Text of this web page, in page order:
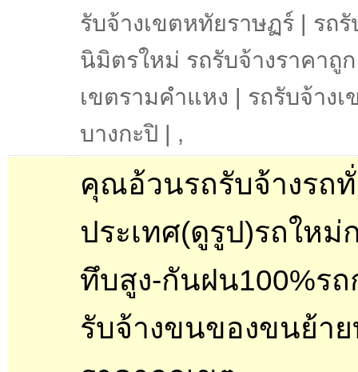
รับจ้างเขตหทัยราษฏร์ | รถรั
นิมิตรใหม่ รถรับจ้างราคาถู
เขตรามคำแหง | รถรับจ้างเ
บางกะปิ | ,
คุณอ้วนรถรับจ้างรถ
ประเทศ(ดูรูป)รถใหม่
ทึบสูง-กันฝน100%รถ
รับจ้างขนของขนย้า